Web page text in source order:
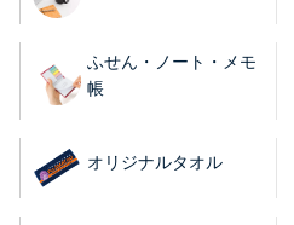
ふせん・ノート・メモ
帳
オリジナルタオル